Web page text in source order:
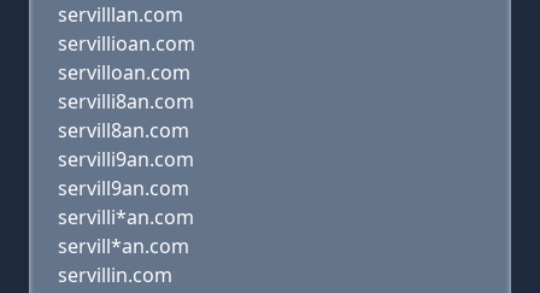
servilllan.com
servillioan.com
servilloan.com
servilli8an.com
servill8an.com
servilli9an.com
servill9an.com
servilli*an.com
servill*an.com
servillin.com